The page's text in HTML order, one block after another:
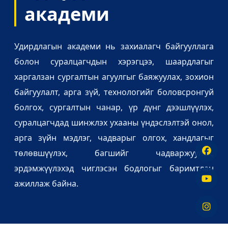
академи
Удирдлагын академи нь захиалагч байгууллага
болон суралцагчдын хэрэгцээ, шаардлагыг
харгалзан сургалтын агуулгыг баяжуулах, зохион
байгуулалт, арга зүй, технологийг боловсронгуй
болгох, сургалтын чанар, үр дүнг дээшлүүлэх,
суралцагчдад шинжлэх ухааны үндэслэлтэй онол,
арга зүйн мэдлэг, чадварыг олгох, хандлагыг
төлөвшүүлэх, багшийг чадваржуулах,
эрдэмжүүлэхэд чиглэсэн бодлогыг баримтлан
ажиллаж байна.